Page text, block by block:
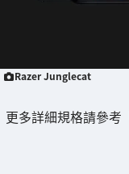
Razer Junglecat
更多詳細規格請參考